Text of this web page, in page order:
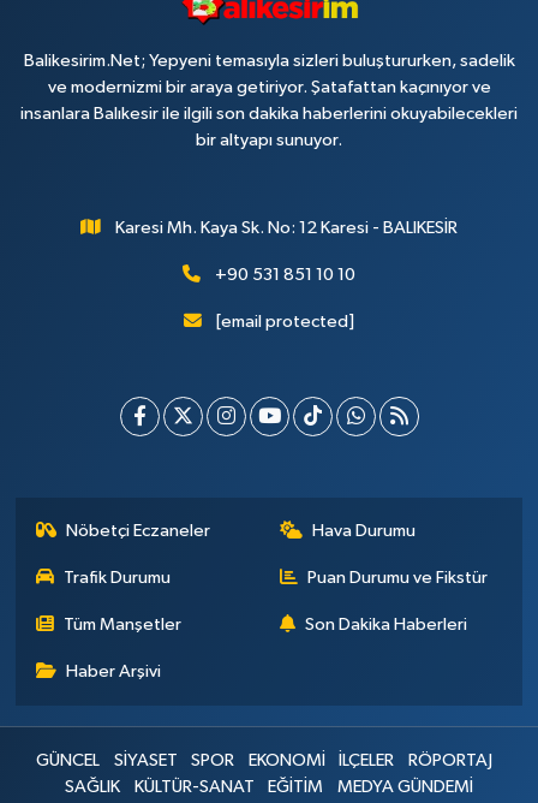
Balikesirim.Net; Yepyeni temasıyla sizleri buluştururken, sadelik
ve modernizmi bir araya getiriyor. Şatafattan kaçınıyor ve
insanlara Balıkesir ile ilgili son dakika haberlerini okuyabilecekleri
bir altyapı sunuyor.
Karesi Mh. Kaya Sk. No: 12 Karesi - BALIKESİR
+90 531 851 10 10
[email protected]
Nöbetçi Eczaneler Hava Durumu
Trafik Durumu Puan Durumu ve Fikstür
Tüm Manşetler Son Dakika Haberleri
Haber Arşivi
GÜNCEL SİYASET SPOR EKONOMİ İLÇELER
RÖPORTAJ
SAĞLIK
KÜLTÜR-SANAT EĞİTİM MEDYA GÜNDEMİ